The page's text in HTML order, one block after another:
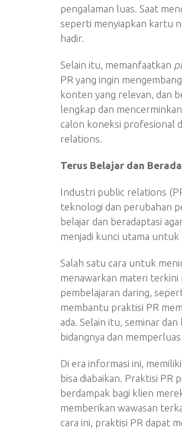
pengalaman luas. Saat
seperti menyiapkan kartu
hadir.
Selain itu, memanfaatkan
PR yang ingin
konten yang relevan, dan
lengkap dan
calon koneksi profesional
relations.
Terus Belajar dan
Industri public relations
teknologi dan perubahan
belajar dan beradaptasi
menjadi kunci utama
Salah satu cara untuk
menawarkan materi terkini
pembelajaran daring,
membantu praktisi PR
ada. Selain itu, seminar
bidangnya dan
Di era informasi ini,
bisa diabaikan. Praktisi
berdampak bagi klien
memberikan wawasan
cara ini, praktisi PR dapat